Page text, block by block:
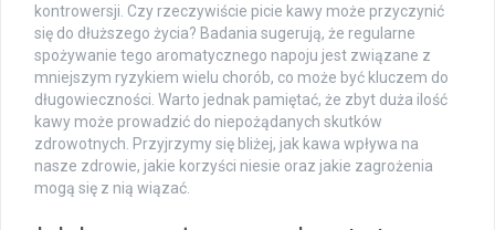
kontrowersji. Czy rzeczywiście picie kawy może przyczynić
się do dłuższego życia? Badania sugerują, że regularne
spożywanie tego aromatycznego napoju jest związane z
mniejszym ryzykiem wielu chorób, co może być kluczem do
długowieczności. Warto jednak pamiętać, że zbyt duża ilość
kawy może prowadzić do niepożądanych skutków
zdrowotnych. Przyjrzymy się bliżej, jak kawa wpływa na
nasze zdrowie, jakie korzyści niesie oraz jakie zagrożenia
mogą się z nią wiązać.